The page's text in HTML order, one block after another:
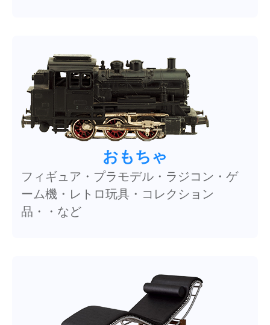
おもちゃ
フィギュア・プラモデル・ラジコン・ゲ
ーム機・レトロ玩具・コレクション
品・・など